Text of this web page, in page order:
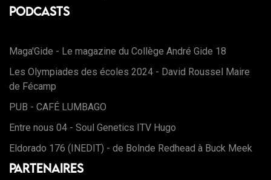
Podcasts
Maga'Gide - Le magazine du Collège André Gide 18
Les Olympiades des écoles 2024 - David Roussel Maire
de Fécamp
PUB - CAFÉ LUMBAGO
Entre nous 04 - Soul Genetics ITV Hugo
Eldorado 176 (INEDIT) - de Bolnde Redhead à Buck Meek
Partenaires